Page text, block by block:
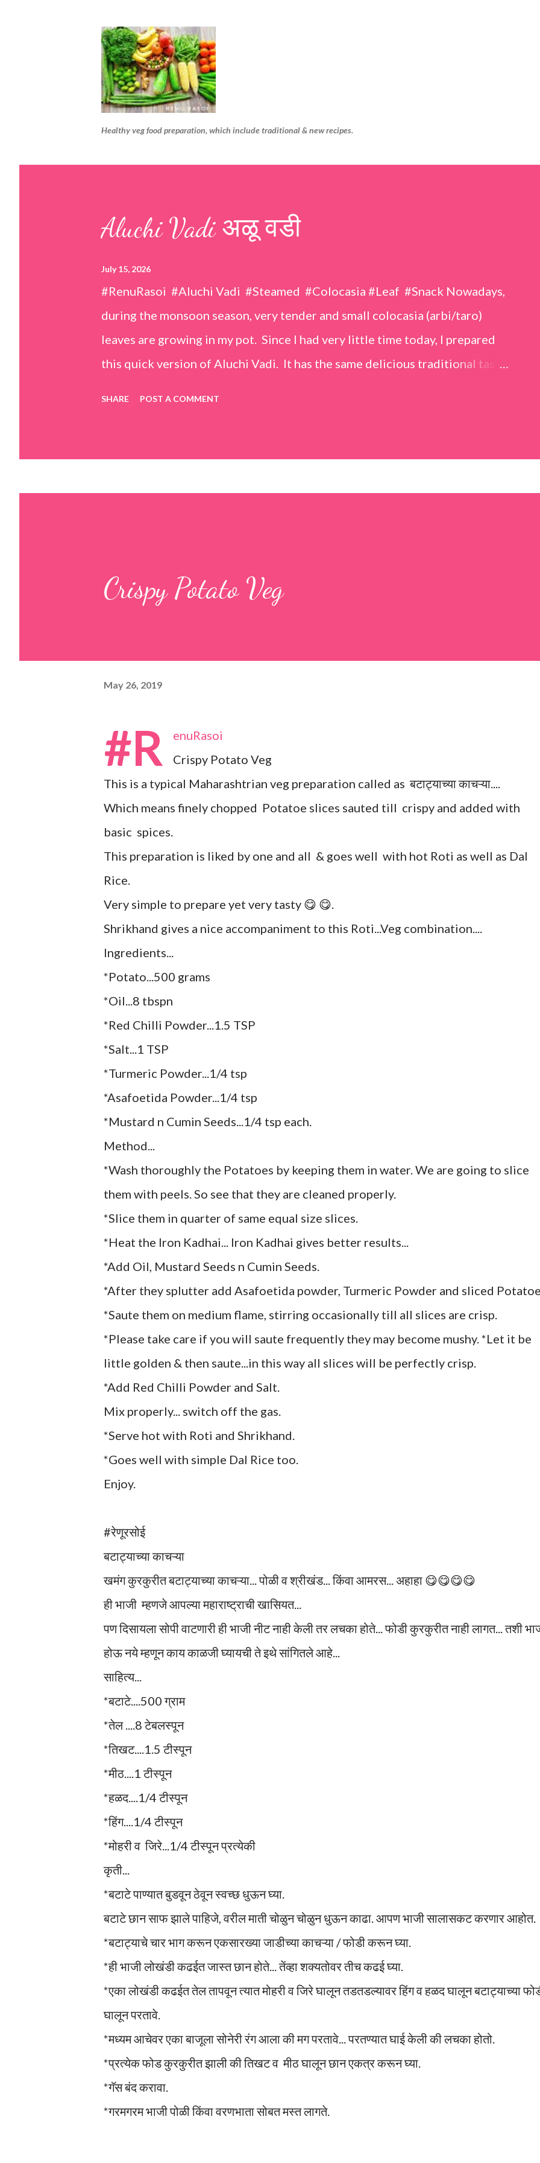
Healthy veg food preparation, which include traditional & new recipes.
Aluchi Vadi अळू वडी
July 15, 2026
#RenuRasoi #Aluchi Vadi #Steamed #Colocasia #Leaf #Snack Nowadays,
during the monsoon season, very tender and small colocasia (arbi/taro)
leaves are growing in my pot. Since I had very little time today, I prepared
this quick version of Aluchi Vadi. It has the same delicious traditional taste
teaspoons *Salt – 1½ teaspoons *Sugar – 1 teaspoon *Coriander powder – 3
leaves, gram flour, rice flour, red chilli powder, salt, sugar, coriander powder,
carom...
SHARE POST A COMMENT
Crispy Potato Veg
May 26, 2019
#R
enuRasoi
Crispy Potato Veg
This is a typical Maharashtrian veg preparation called as बटाट्याच्या काचऱ्या....
Which means finely chopped Potatoe slices sauted till crispy and added with
basic spices.
This preparation is liked by one and all & goes well with hot Roti as well as Dal
Rice.
Very simple to prepare yet very tasty 😋 😋.
Shrikhand gives a nice accompaniment to this Roti...Veg combination....
Ingredients...
*Potato...500 grams
*Oil...8 tbspn
*Red Chilli Powder...1.5 TSP
*Salt...1 TSP
*Turmeric Powder...1/4 tsp
*Asafoetida Powder...1/4 tsp
*Mustard n Cumin Seeds...1/4 tsp each.
Method...
*Wash thoroughly the Potatoes by keeping them in water. We are going to slice
them with peels. So see that they are cleaned properly.
*Slice them in quarter of same equal size slices.
*Heat the Iron Kadhai... Iron Kadhai gives better results...
*Add Oil, Mustard Seeds n Cumin Seeds.
*After they splutter add Asafoetida powder, Turmeric Powder and sliced
*Saute them on medium flame, stirring occasionally till all slices are crisp.
*Please take care if you will saute frequently they may become mushy. *Let it be
little golden & then saute...in this way all slices will be perfectly crisp.
*Add Red Chilli Powder and Salt.
Mix properly... switch off the gas.
*Serve hot with Roti and Shrikhand.
*Goes well with simple Dal Rice too.
Enjoy.
#रेणूरसोई
बटाट्याच्या काचऱ्या
खमंग कुरकुरीत बटाट्याच्या काचऱ्या... पोळी व श्रीखंड... किंवा आमरस... अहाहा 😋😋😋😋
ही भाजी म्हणजे आपल्या महाराष्ट्राची खासियत...
पण दिसायला सोपी वाटणारी ही भाजी नीट नाही केली तर लचका होते... फोडी कुरकुरीत नाही लागत... तशी
होऊ नये म्हणून काय काळजी घ्यायची ते इथे सांगितले आहे...
साहित्य...
*बटाटे....500 ग्राम
*तेल ....8 टेबलस्पून
*तिखट....1.5 टीस्पून
*मीठ....1 टीस्पून
*हळद....1/4 टीस्पून
*हिंग....1/4 टीस्पून
*मोहरी व जिरे...1/4 टीस्पून प्रत्येकी
कृती...
*बटाटे पाण्यात बुडवून ठेवून स्वच्छ धुऊन घ्या.
बटाटे छान साफ झाले पाहिजे, वरील माती चोळुन चोळुन धुऊन काढा. आपण भाजी सालासकट करणार आहोत.
*बटाट्याचे चार भाग करून एकसारख्या जाडीच्या काचऱ्या / फोडी करून घ्या.
*ही भाजी लोखंडी कढईत जास्त छान होते... तेंव्हा शक्यतोवर तीच कढ‌ई घ्या.
*एका लोखंडी कढईत तेल तापवून त्यात मोहरी व जिरे घालून तडतडल्यावर हिंग व हळद घालून बटाट्याच्या
घालून परतावे.
*मध्यम आचेवर एका बाजूला सोनेरी रंग आला की मग परतावे... परतण्यात घाई केली की लचका होतो.
*प्रत्येक फोड कुरकुरीत झाली की तिखट व मीठ घालून छान एकत्र करून घ्या.
*गॅस बंद करावा.
*गरमगरम भाजी पोळी किंवा वरणभाता सोबत मस्त लागते.